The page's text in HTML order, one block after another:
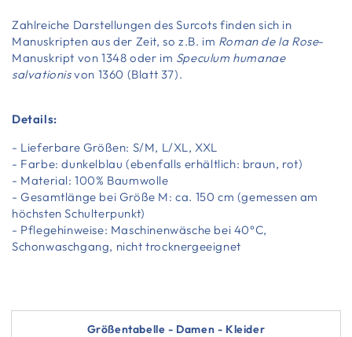
Zahlreiche Darstellungen des Surcots finden sich in
Manuskripten aus der Zeit, so z.B. im Roman de la Rose-
Manuskript von 1348 oder im Speculum humanae
salvationisvon 1360 (Blatt 37).
Details:
- Lieferbare Größen: S/M, L/XL, XXL
- Farbe: dunkelblau (ebenfalls erhältlich: braun, rot)
- Material: 100% Baumwolle
- Gesamtlänge bei Größe M: ca. 150 cm (gemessen am
höchsten Schulterpunkt)
- Pflegehinweise: Maschinenwäsche bei 40°C,
Schonwaschgang, nicht trocknergeeignet
Größentabelle - Damen - Kleider